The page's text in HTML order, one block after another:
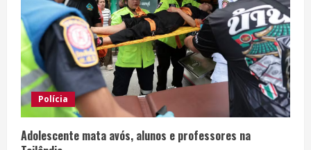
Polícia
Adolescente mata avós, alunos e professores na